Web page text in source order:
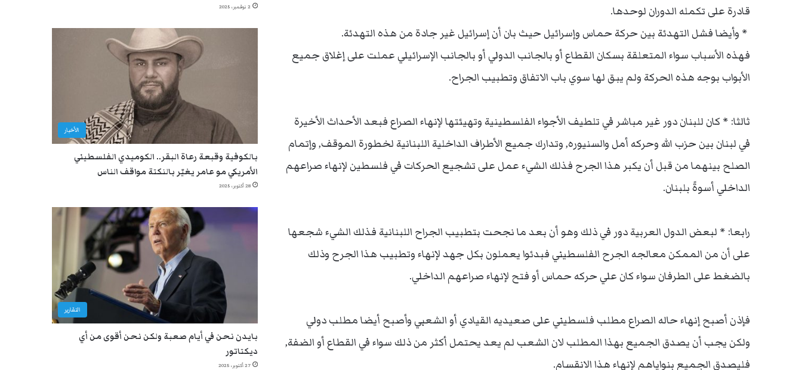
قادرة على تكمله الدوران لوحدها.
* وأيضا فشل التهدئة بين حركة حماس وإسرائيل حيث بان أن إسرائيل غير جادة من هذه التهدئة.
فهذه الأسباب سواء المتعلقة بسكان القطاع أو بالجانب الدولي أو بالجانب الإسرائيلي عملت على إغلاق جميع
الأبواب بوجه هذه الحركة ولم يبق لها سوي باب الاتفاق وتطبيب الجراح.
ثالثا: * كان للبنان دور غير مباشر في تلطيف الأجواء الفلسطينية وتهيئتها لإنهاء الصراع فبعد الأحداث الأخيرة
في لبنان بين حزب الله وحركه أمل والسنيوره, وتدارك جميع الأطراف الداخلية اللبنانية لخطورة الموقف, وإتمام
الصلح بينهما من قبل أن يكبر هذا الجرح فذلك الشيء عمل على تشجيع الحركات في فلسطين لإنهاء صراعهم
الداخلي أسوةً بلبنان.
رابعا: * لبعض الدول العربية دور في ذلك وهو أن بعد ما نجحت بتطبيب الجراح اللبنانية فذلك الشيء شجعها
على أن من الممكن معالجه الجرح الفلسطيني فبدئوا يعملون بكل جهد لإنهاء وتطبيب هذا الجرح وذلك
بالضغط على الطرفان سواء كان علي حركه حماس أو فتح لإنهاء صراعهم الداخلي.
فإذن أصبح إنهاء حاله الصراع مطلب فلسطيني على صعيديه القيادي أو الشعبي وأصبح أيضا مطلب دولي
ولكن يجب أن يصدق الجميع بهذا المطلب لان الشعب لم يعد يحتمل أكثر من ذلك سواء في القطاع أو الضفة,
فليصدق الجميع بنواياهم لإنهاء هذا الانقسام.
2 نوفمبر، 2025
الأخبار
بالكوفية وقبعة رعاة البقر.. الكوميدي الفلسطيني
الأمريكي مو عامر يغيّر بالنكتة مواقف الناس
28 أكتوبر، 2025
التقارير
بايدن نحن في أيام صعبة ولكن نحن أقوى من أي
ديكتاتور
27 أكتوبر، 2025